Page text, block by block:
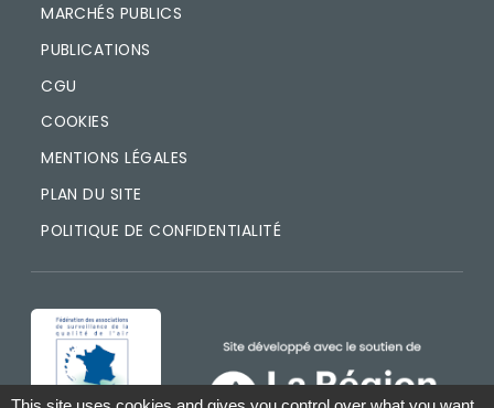
MARCHÉS PUBLICS
PUBLICATIONS
CGU
COOKIES
MENTIONS LÉGALES
PLAN DU SITE
POLITIQUE DE CONFIDENTIALITÉ
IMAGE